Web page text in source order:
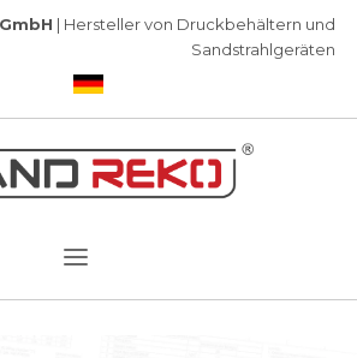
GmbH | Hersteller von Druckbehältern und
Sandstrahlgeräten